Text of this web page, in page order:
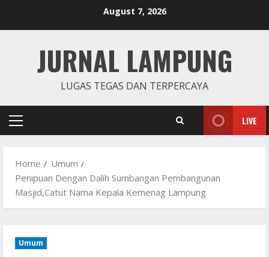
August 7, 2026
JURNAL LAMPUNG
LUGAS TEGAS DAN TERPERCAYA
Primary
LIVE
Home
Umum
Penipuan Dengan Dalih Sumbangan Pembangunan
Masjid,Catut Nama Kepala Kemenag Lampung
Umum